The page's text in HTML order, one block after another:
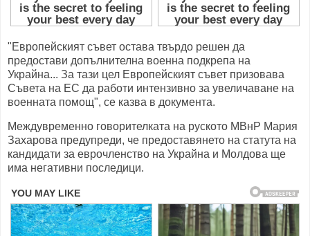
"Европейският съвет остава твърдо решен да
предостави допълнителна военна подкрепа на
Украйна... За тази цел Европейският съвет призовава
Съвета на ЕС да работи интензивно за увеличаване на
военната помощ", се казва в документа.
Междувременно говорителката на руското МВнР Мария
Захарова предупреди, че предоставянето на статута на
кандидати за еврочленство на Украйна и Молдова ще
има негативни последици.